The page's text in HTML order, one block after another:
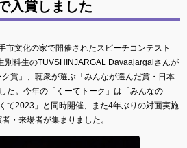
入賞しました
文化の家で開催されたスピーチコンテスト
別科生のTUVSHINJARGAL Davaajargalさんが
賞」、聴衆が選ぶ「みんなが選んだ賞・日本
た。今年の「くーてトーク」は「みんなの
て2023」と同時開催、また4年ぶりの対面実施
・来場者が集まりました。